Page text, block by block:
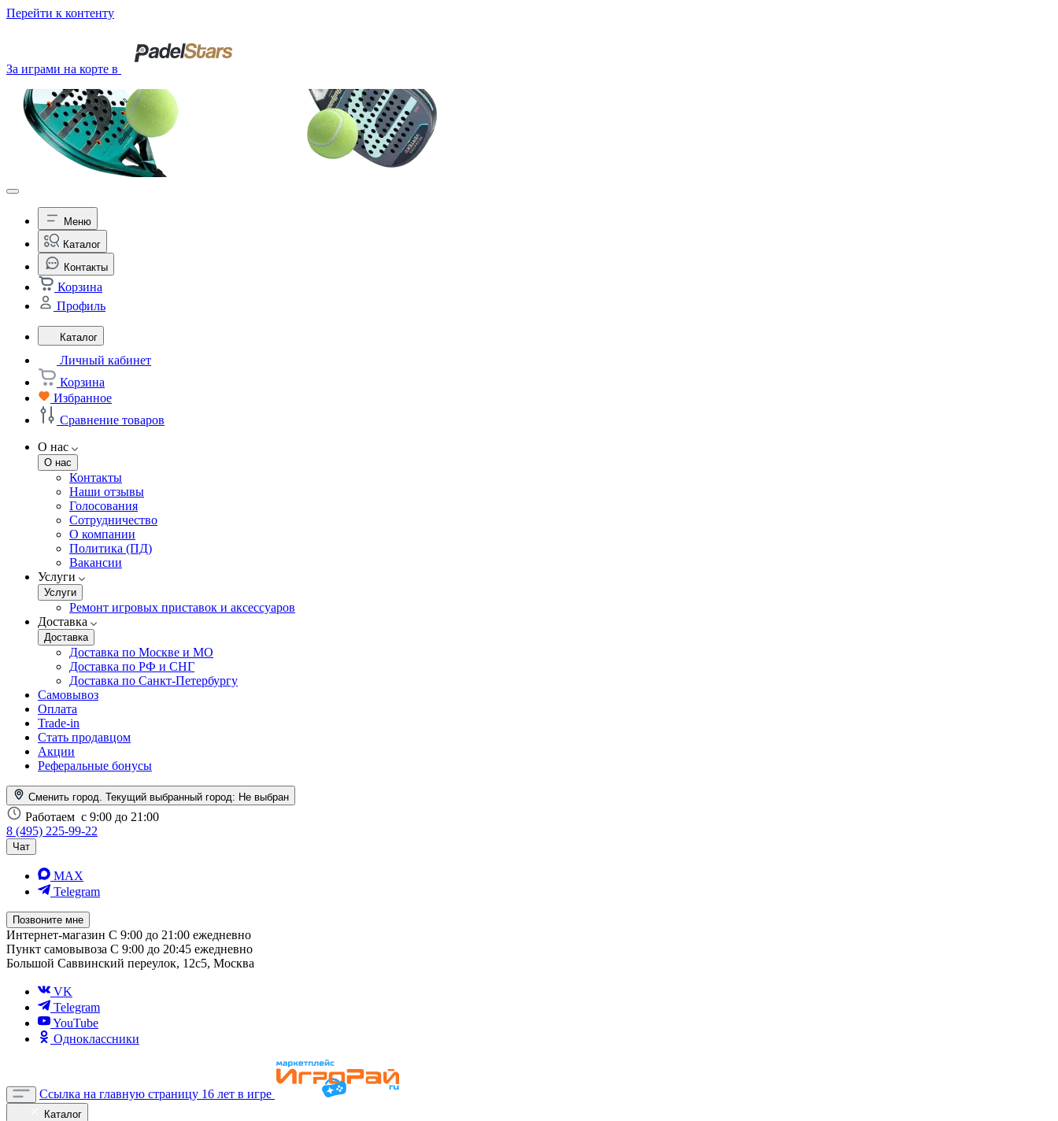
Перейти к контенту
За играми на корте в
Меню
Каталог
Контакты
Корзина
Профиль
Каталог
Личный кабинет
Корзина
Избранное
Сравнение товаров
О нас
О нас
Контакты
Наши отзывы
Голосования
Сотрудничество
О компании
Политика (ПД)
Вакансии
Услуги
Услуги
Ремонт игровых приставок и аксессуаров
Доставка
Доставка
Доставка по Москве и МО
Доставка по РФ и СНГ
Доставка по Санкт-Петербургу
Самовывоз
Оплата
Trade-in
Стать продавцом
Акции
Реферальные бонусы
Сменить город. Текущий выбранный город: Не выбран
Работаем с 9:00 до 21:00
8 (495) 225-99-22
Чат
MAX
Telegram
Позвоните мне
Интернет-магазин С 9:00 до 21:00 ежедневно
Пункт самовывоза С 9:00 до 20:45 ежедневно
Большой Саввинский переулок, 12с5, Москва
VK
Telegram
YouTube
Одноклассники
Ссылка на главную страницу 16 лет в игре
Каталог